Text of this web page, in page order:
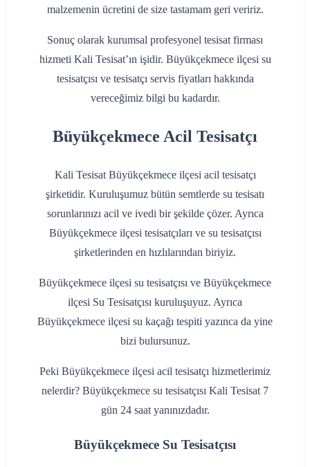
malzemenin ücretini de size tastamam geri veririz.
Sonuç olarak kurumsal profesyonel tesisat firması
hizmeti Kali Tesisat’ın işidir. Büyükçekmece ilçesi su
tesisatçısı ve tesisatçı servis fiyatları hakkında
vereceğimiz bilgi bu kadardır.
Büyükçekmece Acil Tesisatçı
Kali Tesisat Büyükçekmece ilçesi acil tesisatçı
şirketidir. Kuruluşumuz bütün semtlerde su tesisatı
sorunlarınızı acil ve ivedi bir şekilde çözer. Ayrıca
Büyükçekmece ilçesi tesisatçıları ve su tesisatçısı
şirketlerinden en hızlılarından biriyiz.
Büyükçekmece ilçesi su tesisatçısı ve Büyükçekmece
ilçesi Su Tesisatçısı kuruluşuyuz. Ayrıca
Büyükçekmece ilçesi su kaçağı tespiti yazınca da yine
bizi bulursunuz.
Peki Büyükçekmece ilçesi acil tesisatçı hizmetlerimiz
nelerdir? Büyükçekmece su tesisatçısı Kali Tesisat 7
gün 24 saat yanınızdadır.
Büyükçekmece Su Tesisatçısı